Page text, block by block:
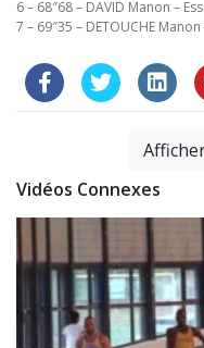
6 – 68″68 – DAVID Manon –
7 – 69″35 – DETOUCHE
Vidéos Connexes